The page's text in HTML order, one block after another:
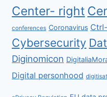
Center- right
conferences Coronavirus
Cybersecurity
Diginomicon
Digital personhood